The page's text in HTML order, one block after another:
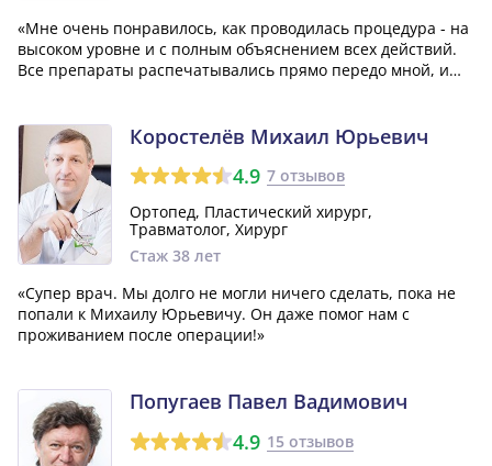
«Мне очень понравилось, как проводилась процедура - на
высоком уровне и с полным объяснением всех действий.
Все препараты распечатывались прямо передо мной, и
доволен. Аделина Романовна - исклю...»
Коростелёв Михаил Юрьевич
4.9 7 отзывов
Ортопед, Пластический хирург,
Травматолог, Хирург
Стаж 38 лет
«Супер врач. Мы долго не могли ничего сделать, пока не
попали к Михаилу Юрьевичу. Он даже помог нам с
проживанием после операции!»
Попугаев Павел Вадимович
4.9 15 отзывов